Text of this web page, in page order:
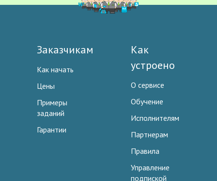
Заказчикам
Как начать
Цены
Примеры
заданий
Гарантии
Как
устроено
О сервисе
Обучение
Исполнителям
Партнерам
Правила
Управление
подпиской